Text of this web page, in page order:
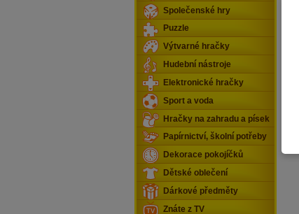
Společenské hry
Puzzle
Výtvarné hračky
Hudební nástroje
Elektronické hračky
Sport a voda
Hračky na zahradu a písek
Papírnictví, školní potřeby
Dekorace pokojíčků
Dětské oblečení
Dárkové předměty
Znáte z TV